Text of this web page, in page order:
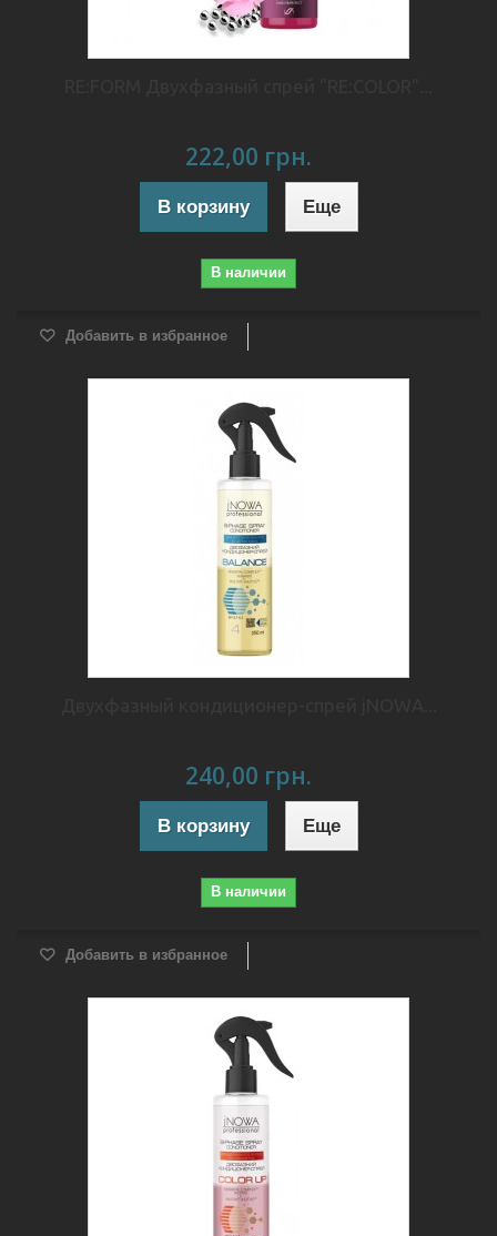
222,00 грн.
В корзину Еще
В наличии
Добавить в избранное
240,00 грн.
В корзину Еще
В наличии
Добавить в избранное